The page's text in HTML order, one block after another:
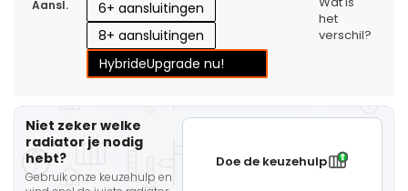
Aansl.
6+ aansluitingen
8+ aansluitingen
HybrideUpgrade nu!
het
verschil?
Niet zeker welke
radiator je nodig
hebt?
Gebruik onze keuzehulp en
Doe de keuzehulp